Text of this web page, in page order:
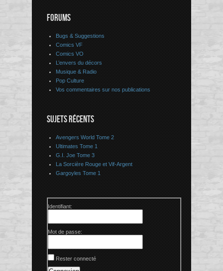
FORUMS
Bugs & Suggestions
Comics VF
Comics VO
L’envers du décors
Musique & Radio
Pop Culture
Vos commentaires sur nos publications
SUJETS RÉCENTS
Avengers World Tome 2
Ultimates Tome 1
G.I. Joe Tome 3
La Sorcière Rouge et Vif-Argent
Gargoyles Tome 1
Identifiant:
Mot de passe:
Rester connecté